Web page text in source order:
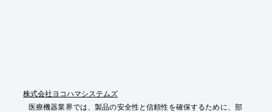
株式会社ヨコハマシステムズ
医療機器業界では、製品の安全性と信頼性を確保するために、部